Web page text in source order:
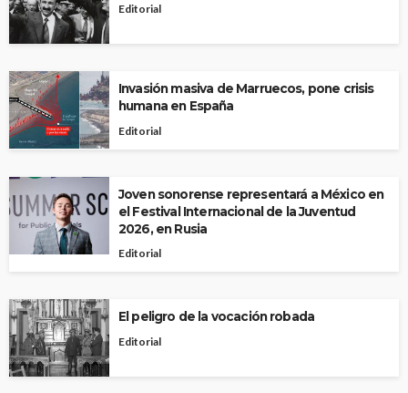
Editorial
Invasión masiva de Marruecos, pone crisis
humana en España
Editorial
Joven sonorense representará a México en
el Festival Internacional de la Juventud
2026, en Rusia
Editorial
El peligro de la vocación robada
Editorial